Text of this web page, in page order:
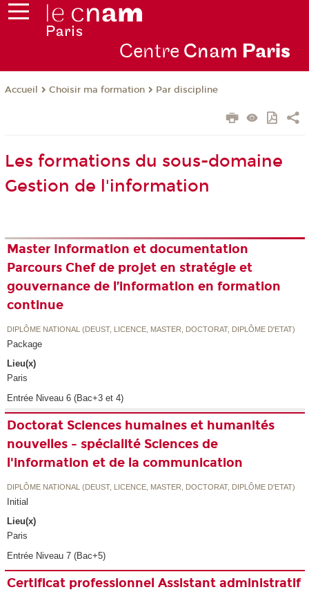
Centre Cnam Paris
Accueil Choisir ma formation Par discipline
Les formations du sous-domaine
Gestion de l'information
Master Information et documentation
Parcours Chef de projet en stratégie et
gouvernance de l’information en formation
continue
DIPLÔME NATIONAL (DEUST, LICENCE, MASTER, DOCTORAT, DIPLÔME D'ETAT)
Package
Lieu(x)
Paris
Entrée Niveau 6 (Bac+3 et 4)
Doctorat Sciences humaines et humanités
nouvelles - spécialité Sciences de
l'information et de la communication
DIPLÔME NATIONAL (DEUST, LICENCE, MASTER, DOCTORAT, DIPLÔME D'ETAT)
Initial
Lieu(x)
Paris
Entrée Niveau 7 (Bac+5)
Certificat professionnel Assistant administratif